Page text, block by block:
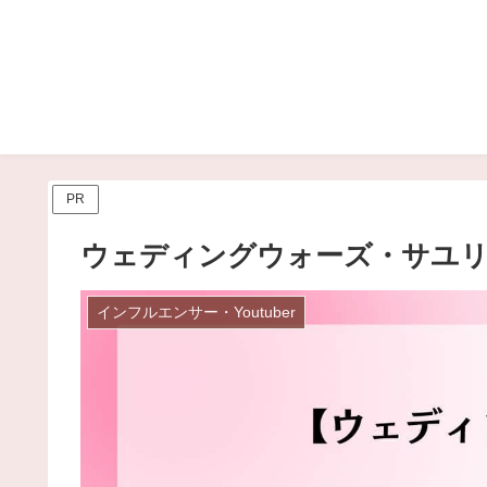
PR
ウェディングウォーズ・サユ
インフルエンサー・Youtuber